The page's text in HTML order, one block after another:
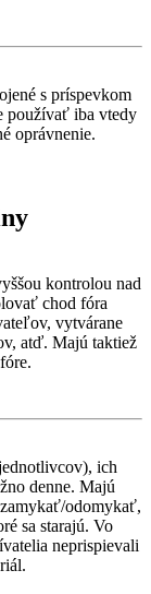
s príspevkom
používať iba vtedy
oprávnenie.
kontrolou nad
chod fóra
vytvárane
atď. Majú taktiež
ich
denne. Majú
odomykať,
sa starajú. Vo
neprispievali